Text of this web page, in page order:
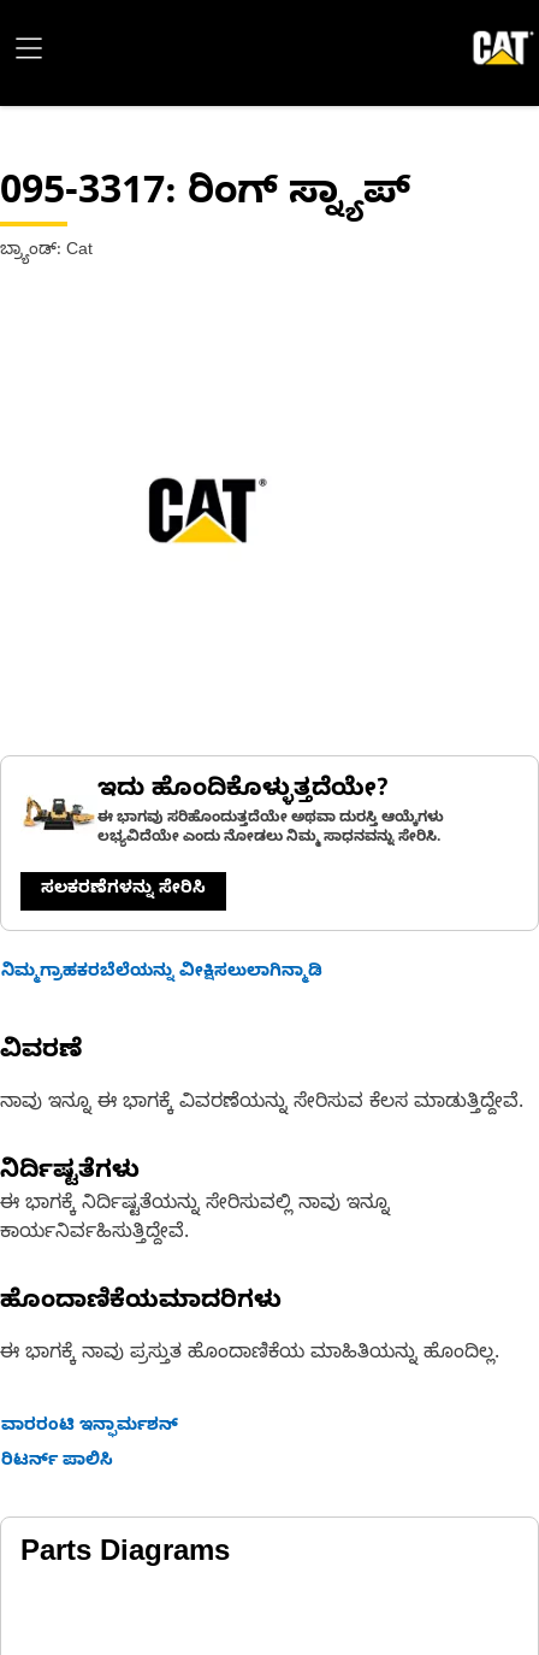
095-3317: ರಿಂಗ್ ಸ್ನ್ಯಾಪ್
ಬ್ರ್ಯಾಂಡ್: Cat
ಇದು ಹೊಂದಿಕೊಳ್ಳುತ್ತದೆಯೇ?
ಈ ಭಾಗವು ಸರಿಹೊಂದುತ್ತದೆಯೇ ಅಥವಾ ದುರಸ್ತಿ ಆಯ್ಕೆಗಳು
ಲಭ್ಯವಿದೆಯೇ ಎಂದು ನೋಡಲು ನಿಮ್ಮ ಸಾಧನವನ್ನು ಸೇರಿಸಿ.
ಸಲಕರಣೆಗಳನ್ನು ಸೇರಿಸಿ
ನಿಮ್ಮಗ್ರಾಹಕರಬೆಲೆಯನ್ನು ವೀಕ್ಷಿಸಲುಲಾಗಿನ್ಮಾಡಿ
ವಿವರಣೆ
ನಾವು ಇನ್ನೂ ಈ ಭಾಗಕ್ಕೆ ವಿವರಣೆಯನ್ನು ಸೇರಿಸುವ ಕೆಲಸ ಮಾಡುತ್ತಿದ್ದೇವೆ.
ನಿರ್ದಿಷ್ಟತೆಗಳು
ಈ ಭಾಗಕ್ಕೆ ನಿರ್ದಿಷ್ಟತೆಯನ್ನು ಸೇರಿಸುವಲ್ಲಿ ನಾವು ಇನ್ನೂ
ಕಾರ್ಯನಿರ್ವಹಿಸುತ್ತಿದ್ದೇವೆ.
ಹೊಂದಾಣಿಕೆಯಮಾದರಿಗಳು
ಈ ಭಾಗಕ್ಕೆ ನಾವು ಪ್ರಸ್ತುತ ಹೊಂದಾಣಿಕೆಯ ಮಾಹಿತಿಯನ್ನು ಹೊಂದಿಲ್ಲ.
ವಾರರಂಟಿ ಇನ್ಫಾರ್ಮಶನ್
ರಿಟರ್ನ್ ಪಾಲಿಸಿ
Parts Diagrams